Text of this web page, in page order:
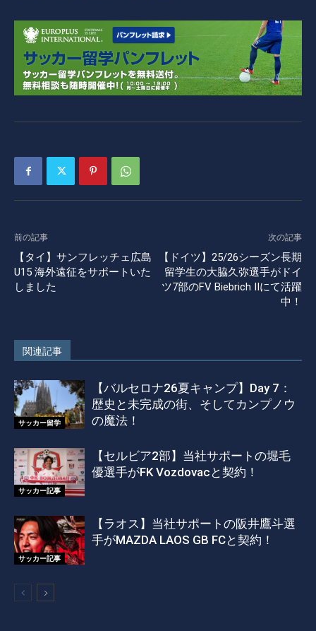
前の記事
【タイ】サンフレッチェ広島
U15 海外遠征をサポートいた
しました
次の記事
【ドイツ】25/26シーズン長期
留学生の大脇久弥選手がドイ
ツ7部のFV Biebrich Ⅱにて活躍
中！
関連記事
サッカー留学
【バルセロナ26夏キャンプ】Day 7：
歴史と未完成の街、そしてカンプノウ
の魔法！
サッカー記事
【セルビア2部】当社サポートの堀毛
優選手がFK Vozdovacと契約！
サッカー記事
【ラオス】当社サポートの阪井鷹斗選
手がMAZDA LAOS GB FCと契約！